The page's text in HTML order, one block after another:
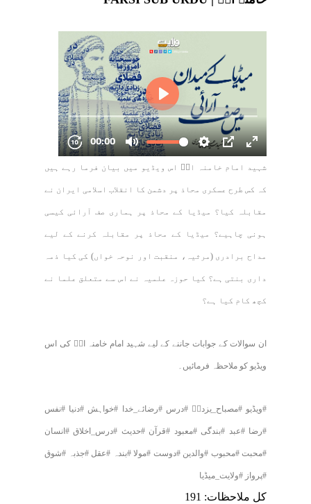
شہید امام خامنہ ایؒ اس ویڈیو میں بیان فرما رہے ہیں
کہ کس طرح عسکری محاذ پر دشمن کا انقلاب اسلامی ایران نے
مقابلہ کیا؟ میڈیا کے محاذ پر ہماری صف آرائی کیسی
ہونی چاہیے؟ میڈیا کے محاذ پر مقابلہ کرنے کے لیے
مداح برادری (مرثیہ، منقبت اور نوحہ خواں) کی کیا ذمہ
داری بنتی ہے؟ کیا حوزہ علمیہ نے اس سے متعلق علما نے
کچھ کام کیا ہے؟
ان سوالات کے جوابات جاننے کے لیے شہید امام خامنہ ایؒ کی اس
ویڈیو کو ملاحظہ فرمائیں۔
#ویڈیو #مصباح_یزدیؒ #درس #رضائے_خدا #خواہش #دنیا #نفس
#رضا #عبد #بندگی #معبود #قرآن #حدیث #درس_اخلاق #انسان
#محبت #محبوب #والدین #دوست #مولا #بندہ #عقل #جذبہ #شوق
#پرواز #ولایت_میڈیا
کل ملاحظات: 191